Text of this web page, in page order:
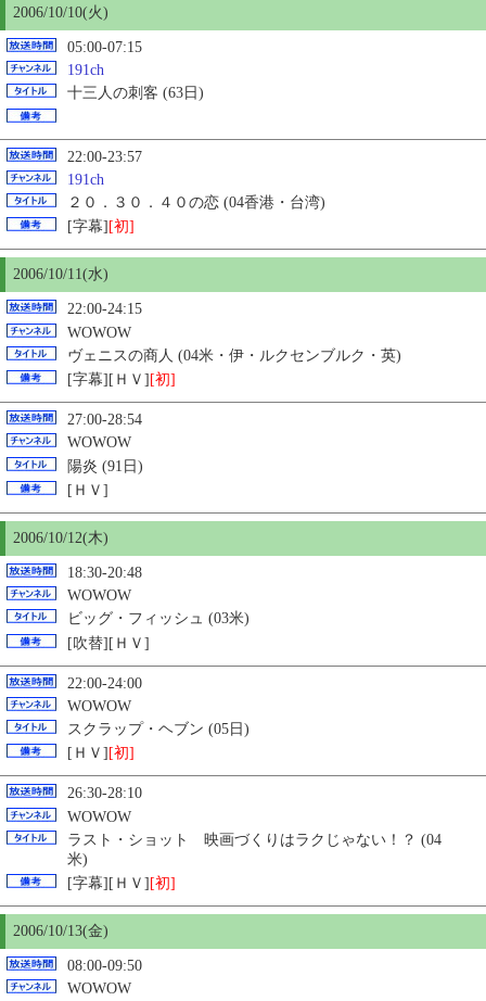
2006/10/10(火)
05:00-07:15
191ch
十三人の刺客 (63日)
22:00-23:57
191ch
２０．３０．４０の恋 (04香港・台湾)
[字幕] [初]
2006/10/11(水)
22:00-24:15
WOWOW
ヴェニスの商人 (04米・伊・ルクセンブルク・英)
[字幕][ＨＶ] [初]
27:00-28:54
WOWOW
陽炎 (91日)
[ＨＶ]
2006/10/12(木)
18:30-20:48
WOWOW
ビッグ・フィッシュ (03米)
[吹替][ＨＶ]
22:00-24:00
WOWOW
スクラップ・ヘブン (05日)
[ＨＶ] [初]
26:30-28:10
WOWOW
ラスト・ショット 映画づくりはラクじゃない！？ (04
米)
[字幕][ＨＶ] [初]
2006/10/13(金)
08:00-09:50
WOWOW